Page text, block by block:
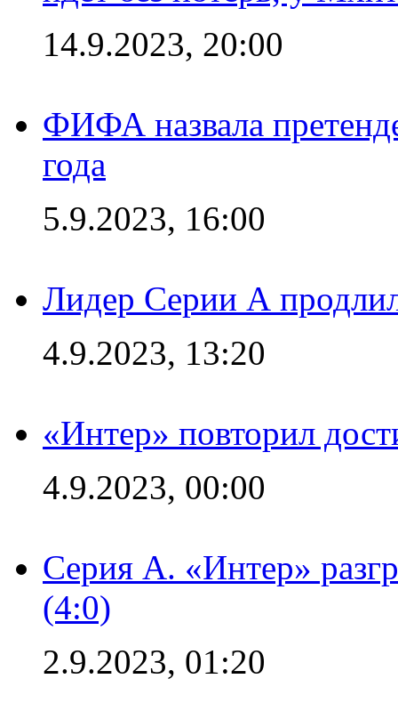
14.9.2023, 20:00
ФИФА назвала
года
5.9.2023, 16:00
Лидер Серии А
4.9.2023, 13:20
«Интер» повторил
4.9.2023, 00:00
Серия А. «Интер»
(4:0)
2.9.2023, 01:20